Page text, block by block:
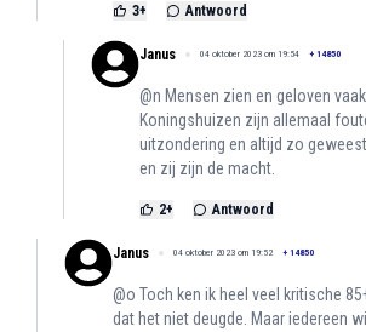
3+ Antwoord
Janus 04 oktober 2023 om 19:54 + 14850
@n Mensen zien en geloven
Koningshuizen zijn allemaal
uitzondering en altijd zo
en zij zijn de macht.
2+ Antwoord
Janus 04 oktober 2023 om 19:52 + 14850
@o Toch ken ik heel veel kritische
dat het niet deugde. Maar iedereen